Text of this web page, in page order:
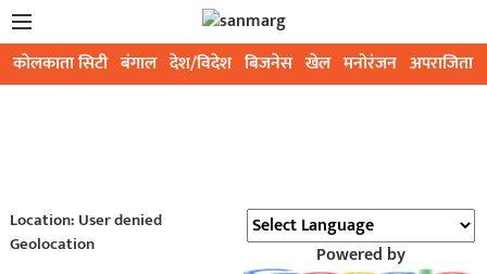
कोलकाता सिटी बंगाल देश/विदेश बिजनेस खेल मनोरंजन अपराजिता
Location: User denied
Geolocation
Powered by